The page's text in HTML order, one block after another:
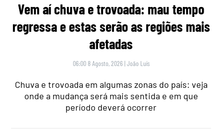
Vem aí chuva e trovoada: mau tempo
regressa e estas serão as regiões mais
afetadas
06:00 8 Agosto, 2026 |João Luís
Chuva e trovoada em algumas zonas do país: veja
onde a mudança será mais sentida e em que
período deverá ocorrer